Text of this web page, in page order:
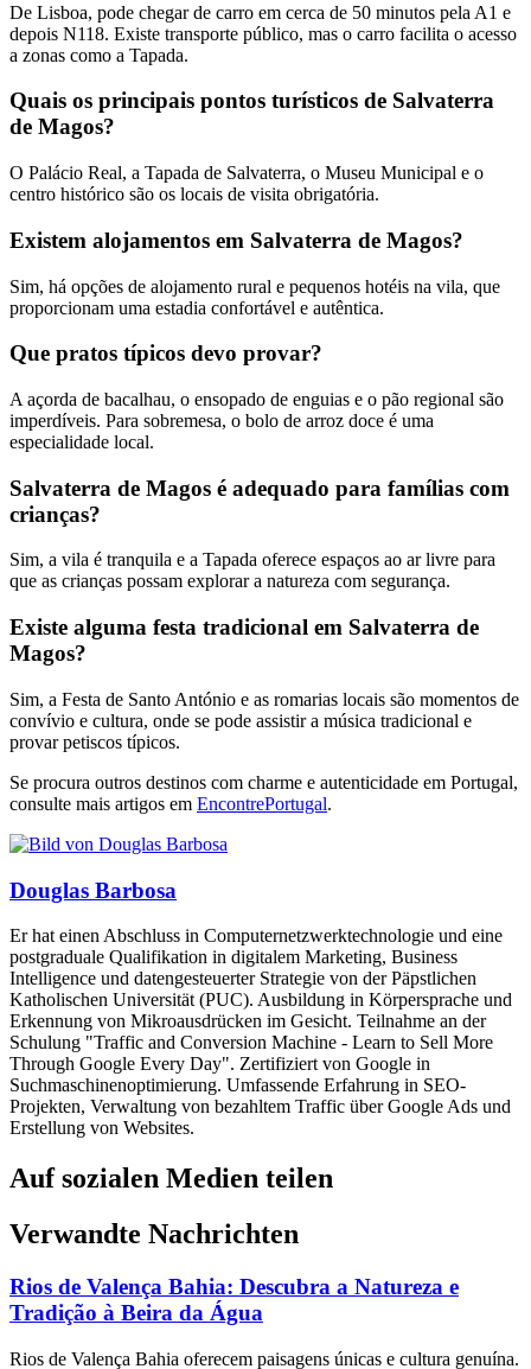
De Lisboa, pode chegar de carro em cerca de 50 minutos pela A1 e
depois N118. Existe transporte público, mas o carro facilita o acesso
a zonas como a Tapada.
Quais os principais pontos turísticos de Salvaterra
de Magos?
O Palácio Real, a Tapada de Salvaterra, o Museu Municipal e o
centro histórico são os locais de visita obrigatória.
Existem alojamentos em Salvaterra de Magos?
Sim, há opções de alojamento rural e pequenos hotéis na vila, que
proporcionam uma estadia confortável e autêntica.
Que pratos típicos devo provar?
A açorda de bacalhau, o ensopado de enguias e o pão regional são
imperdíveis. Para sobremesa, o bolo de arroz doce é uma
especialidade local.
Salvaterra de Magos é adequado para famílias com
crianças?
Sim, a vila é tranquila e a Tapada oferece espaços ao ar livre para
que as crianças possam explorar a natureza com segurança.
Existe alguma festa tradicional em Salvaterra de
Magos?
Sim, a Festa de Santo António e as romarias locais são momentos de
convívio e cultura, onde se pode assistir a música tradicional e
provar petiscos típicos.
Se procura outros destinos com charme e autenticidade em Portugal,
consulte mais artigos em EncontrePortugal.
Douglas Barbosa
Er hat einen Abschluss in Computernetzwerktechnologie und eine
postgraduale Qualifikation in digitalem Marketing, Business
Intelligence und datengesteuerter Strategie von der Päpstlichen
Katholischen Universität (PUC). Ausbildung in Körpersprache und
Erkennung von Mikroausdrücken im Gesicht. Teilnahme an der
Schulung "Traffic and Conversion Machine - Learn to Sell More
Through Google Every Day". Zertifiziert von Google in
Suchmaschinenoptimierung. Umfassende Erfahrung in SEO-
Projekten, Verwaltung von bezahltem Traffic über Google Ads und
Erstellung von Websites.
Auf sozialen Medien teilen
Verwandte Nachrichten
Rios de Valença Bahia: Descubra a Natureza e
Tradição à Beira da Água
Rios de Valença Bahia oferecem paisagens únicas e cultura genuína.